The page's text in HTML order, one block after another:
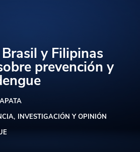
y Filipinas
prevención y
INVESTIGACIÓN Y OPINIÓN